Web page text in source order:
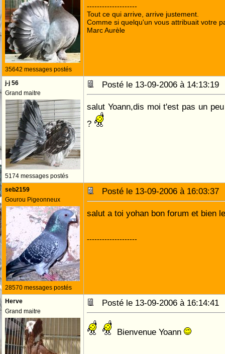
35642 messages postés
--------------------
Tout ce qui arrive, arrive justement.
Comme si quelqu'un vous attribuait votre
Marc Aurèle
j-j 56
Grand maitre
5174 messages postés
Posté le 13-09-2006 à
salut Yoann,dis moi t'est pas un
?
seb2159
Gourou Pigeonneux
28570 messages postés
Posté le 13-09-2006 à
salut a toi yohan bon forum et bien
--------------------
Herve
Grand maitre
Posté le 13-09-2006 à
Bienvenue Yoann